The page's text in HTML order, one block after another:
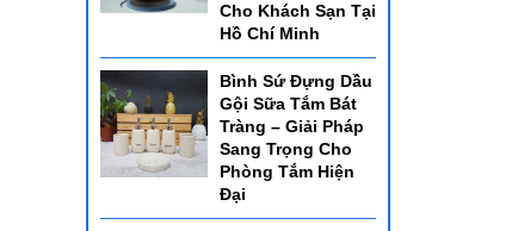
Cho Khách Sạn Tại
Hồ Chí Minh
Bình Sứ Đựng Dầu
Gội Sữa Tắm Bát
Tràng – Giải Pháp
Sang Trọng Cho
Phòng Tắm Hiện
Đại